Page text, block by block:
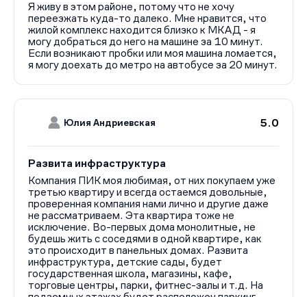
Я живу в этом районе, потому что не хочу
переезжать куда-то далеко. Мне нравится, что
жилой комплекс находится близко к МКАД - я
могу добраться до него на машине за 10 минут.
Если возникают пробки или моя машина ломается,
я могу доехать до метро на автобусе за 20 минут.
Юлия Андриевская 5.0
Развита инфраструктура
Компания ПИК моя любимая, от них покупаем уже
третью квартиру и всегда остаемся довольные,
проверенная компания нами лично и другие даже
не рассматриваем. Эта квартира тоже не
исключение. Во-первых дома монолитные, не
будешь жить с соседями в одной квартире, как
это происходит в панельных домах. Развита
инфраструктура, детские сады, будет
государственная школа, магазины, кафе,
торговые центры, парки, фитнес-залы и т.д. На